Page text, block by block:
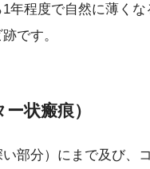
年程度で自然に薄く
です。
状瘢痕）
部分）にまで及び、